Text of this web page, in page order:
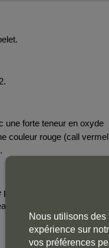
une forte teneur en oxyde
couleur rouge (call
moyenne de
Nous utilisons
expérience sur
vos préférences